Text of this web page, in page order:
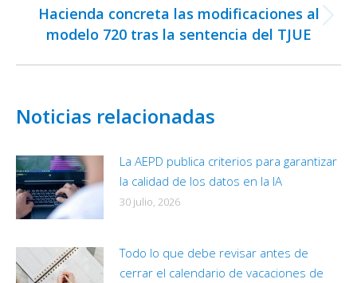
Publicación
siguiente:
Hacienda concreta las modificaciones al
modelo 720 tras la sentencia del TJUE
Noticias relacionadas
La AEPD publica criterios para garantizar
la calidad de los datos en la IA
30 julio, 2026
Todo lo que debe revisar antes de
cerrar el calendario de vacaciones de